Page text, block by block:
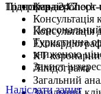
Кардіо
Консультація
Консультація
КТ
Ліпідограма
Загальний
Трансфер-аеропорт-
Підтримка 24/7
Туристична
зниженою
Захист
Надіслати запит